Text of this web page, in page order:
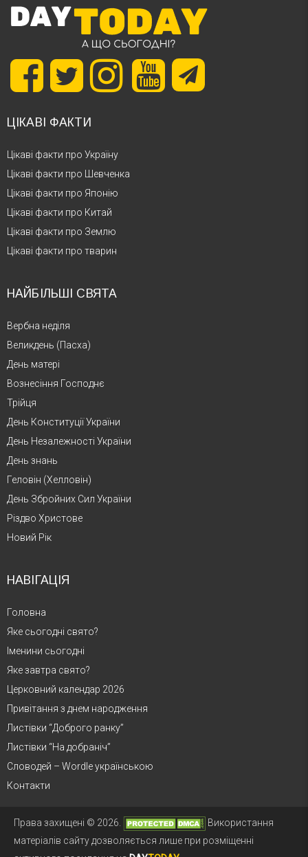
ЦІКАВІ ФАКТИ
Цікаві факти про Україну
Цікаві факти про Шевченка
Цікаві факти про Японію
Цікаві факти про Китай
Цікаві факти про Землю
Цікаві факти про тварин
НАЙБІЛЬШІ СВЯТА
Вербна неділя
Великдень (Пасха)
День матері
Вознесіння Господнє
Трійця
День Конституції України
День Незалежності України
День знань
Геловін (Хелловін)
День Збройних Сил України
Різдво Христове
Новий Рік
НАВІГАЦІЯ
Головна
Яке сьогодні свято?
Іменини сьогодні
Яке завтра свято?
Церковний календар 2026
Привітання з днем народження
Листівки “Доброго ранку”
Листівки “На добраніч”
Словодей – Wordle українською
Контакти
Права захищені © 2026.
Використання
матеріалів сайту дозволяється лише при розміщенні